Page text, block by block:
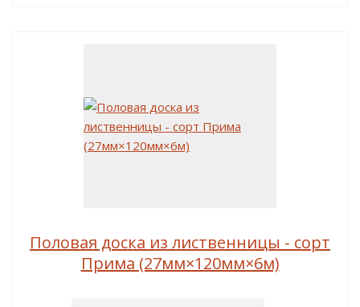
Половая доска из лиственницы - сорт
Прима (27мм×120мм×6м)